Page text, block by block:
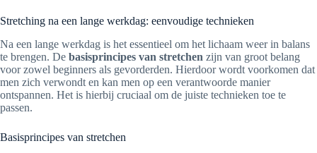
Stretching na een lange werkdag: eenvoudige technieken
Na een lange werkdag is het essentieel om het lichaam weer in balans
te brengen. De basisprincipes van stretchen zijn van groot belang
voor zowel beginners als gevorderden. Hierdoor wordt voorkomen dat
men zich verwondt en kan men op een verantwoorde manier
ontspannen. Het is hierbij cruciaal om de juiste technieken toe te
passen.
Basisprincipes van stretchen